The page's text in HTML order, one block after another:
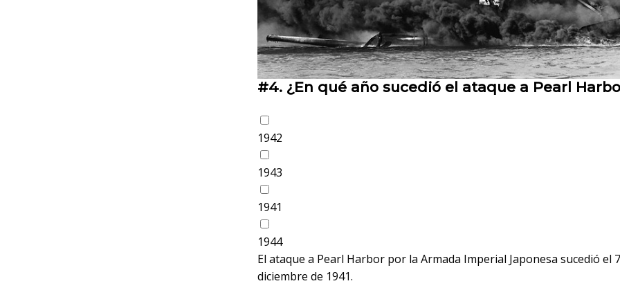
#4. ¿En qué año sucedió el ataque a Pearl
1942
1943
1941
1944
El ataque a Pearl Harbor por la Armada Imperial Japonesa sucedió el
diciembre de 1941.